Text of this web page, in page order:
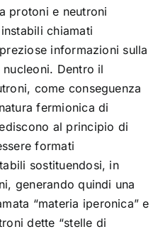
protoni e neutroni
chiamati
informazioni sulla
Dentro il
come conseguenza
fermionica di
al principio di
formati
sostituendosi, in
generando quindi una
“materia iperonica” e
dette “stelle di